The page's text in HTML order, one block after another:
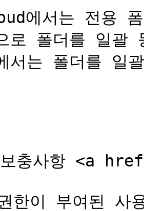
에서는 전용 폼
로 폴더를 일
서는 폴더를 일
보충사항 <a
한이 부여된 사